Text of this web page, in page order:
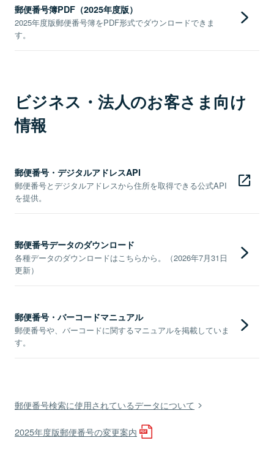
郵便番号簿PDF（2025年度版）
2025年度版郵便番号簿をPDF形式でダウンロードできま
す。
ビジネス・法人のお客さま向け
情報
郵便番号・デジタルアドレスAPI
郵便番号とデジタルアドレスから住所を取得できる公式API
を提供。
郵便番号データのダウンロード
各種データのダウンロードはこちらから。（2026年7月31日
更新）
郵便番号・バーコードマニュアル
郵便番号や、バーコードに関するマニュアルを掲載していま
す。
郵便番号検索に使用されているデータについて
2025年度版郵便番号の変更案内